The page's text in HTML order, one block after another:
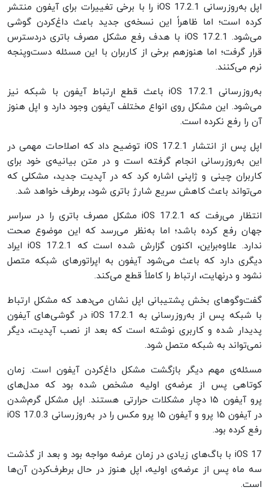
اپل به‌روزرسانی iOS 17.2.1 را با برخی تغییرات برای آیفون منتشر
کرده است؛ اما ظاهراً این نسخه‌ی جدید باعث داغ‌کردن گوشی
می‌شود. iOS 17.2.1 با هدف رفع مشکل مصرف باتری در‌دسترس
قرار گرفت؛ اما هنوز‌هم برخی از کاربران با این مسئله دست‌و‌پنجه
نرم می‌کنند.
به‌روزرسانی iOS 17.2.1 باعث قطع ارتباط آیفون با شبکه‌ نیز
می‌شود. این مشکل روی انواع مختلف آیفون وجود دارد و اپل هنوز
آن را رفع نکرده است.
اپل پس از انتشار iOS 17.2.1 توضیح داد که اصلاحات مهمی در
این به‌روزرسانی انجام گرفته است و در متن بیانیه‌ی خود برای
کاربران چینی و ژاپنی اشاره کرد که در آپدیت جدید، مشکلی که
می‌تواند باعث کاهش سریع شارژ باتری شود، برطرف خواهد شد.
انتظار می‌رفت که iOS 17.2.1 مشکل مصرف باتری را در سراسر
جهان رفع کرده باشد؛ اما به‌نظر می‌رسد که این موضوع صحت
ندارد. علاوه‌بر‌این، اکنون گزارش شده است که iOS 17.2.1 ایراد
دیگری دارد که باعث می‌شود آیفون به اپراتورهای شبکه متصل
نشود و در‌نهایت، ارتباط را کاملاً قطع می‌کند.
گفت‌وگوهای بخش پشتیبانی اپل نشان می‌دهد که مشکل ارتباط
با شبکه پس از به‌روزرسانی به iOS 17.2.1 در گوشی‌های آیفون
پدیدار شده و کاربری نوشته است که بعد از نصب آپدیت، دیگر
نمی‌تواند به شبکه متصل شود.
مسئله‌ی مهم دیگر بازگشت مشکل داغ‌کردن آیفون است. زمان
کوتاهی پس از عرضه‌ی اولیه مشخص شده بود که مدل‌های
پرو آیفون ۱۵ دچار مشکلات حرارتی هستند. اپل مشکل گرم‌شدن
در آیفون ۱۵ پرو و آیفون ۱۵ پرو مکس را در به‌روزرسانی iOS 17.0.3
رفع کرده بود.
iOS 17 با باگ‌های زیادی در زمان عرضه مواجه بود و بعد از گذشت
سه ماه پس از عرضه‌ی اولیه، اپل هنوز در حال برطرف‌کردن آن‌ها
است.